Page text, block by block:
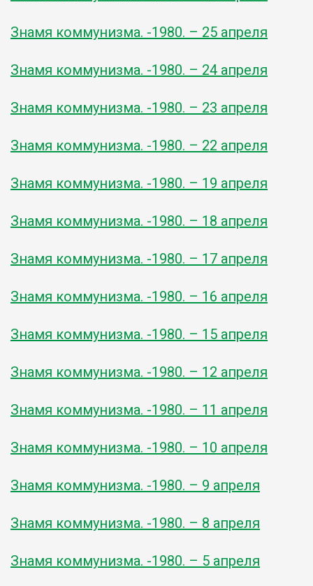
Знамя коммунизма. -1980. – 25 апреля
Знамя коммунизма. -1980. – 24 апреля
Знамя коммунизма. -1980. – 23 апреля
Знамя коммунизма. -1980. – 22 апреля
Знамя коммунизма. -1980. – 19 апреля
Знамя коммунизма. -1980. – 18 апреля
Знамя коммунизма. -1980. – 17 апреля
Знамя коммунизма. -1980. – 16 апреля
Знамя коммунизма. -1980. – 15 апреля
Знамя коммунизма. -1980. – 12 апреля
Знамя коммунизма. -1980. – 11 апреля
Знамя коммунизма. -1980. – 10 апреля
Знамя коммунизма. -1980. – 9 апреля
Знамя коммунизма. -1980. – 8 апреля
Знамя коммунизма. -1980. – 5 апреля